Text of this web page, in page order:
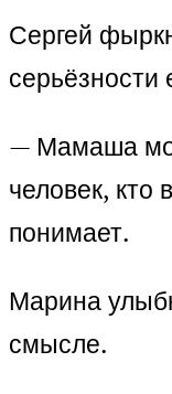
Сергей
серьёзности
— Мамаша
человек, кто
понимает.
Марина
смысле.